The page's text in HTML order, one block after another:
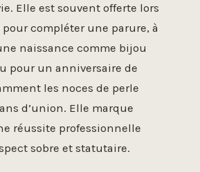
Elle est souvent offerte lors
pour compléter une parure, à
naissance comme bijou
pour un anniversaire de
les noces de perle
d’union. Elle marque
réussite professionnelle
sobre et statutaire.